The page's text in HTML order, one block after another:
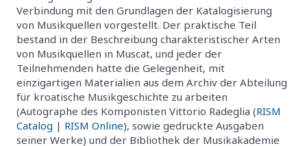
Verbindung mit den Grundlagen der Katalogisierung
von Musikquellen vorgestellt. Der praktische Teil
bestand in der Beschreibung charakteristischer Arten
von Musikquellen in Muscat, und jeder der
Teilnehmenden hatte die Gelegenheit, mit
einzigartigen Materialien aus dem Archiv der Abteilung
für kroatische Musikgeschichte zu arbeiten
(Autographe des Komponisten Vittorio Radeglia (RISM
Catalog | RISM Online), sowie gedruckte Ausgaben
seiner Werke) und der Bibliothek der Musikakademie